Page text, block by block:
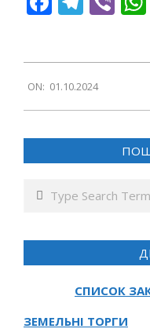
10-
01
ON: 01.10.2024
Search
СПИСОК
ЗЕМЕЛЬНІ ТОРГИ